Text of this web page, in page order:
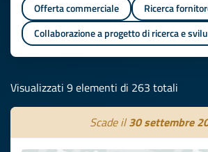
Offerta commerciale
Ricerca
Collaborazione a progetto di ricerca e
Visualizzati 9 elementi di 263 totali
Scade il30 settembre